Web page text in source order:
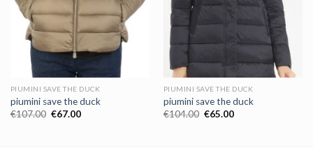
PIUMINI SAVE THE DUCK
piumini save the duck
€107.00 €67.00
PIUMINI SAVE THE DUCK
piumini save the duck
€104.00 €65.00